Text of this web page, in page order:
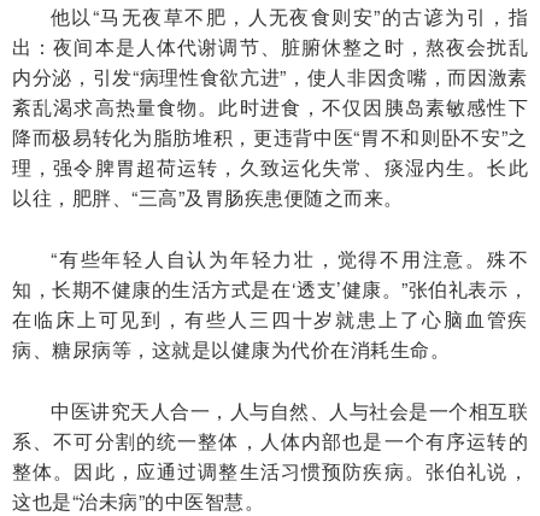
他以“马无夜草不肥，人无夜食则安”的古谚为引，指
出：夜间本是人体代谢调节、脏腑休整之时，熬夜会扰乱
内分泌，引发“病理性食欲亢进”，使人非因贪嘴，而因激素
紊乱渴求高热量食物。此时进食，不仅因胰岛素敏感性下
降而极易转化为脂肪堆积，更违背中医“胃不和则卧不安”之
理，强令脾胃超荷运转，久致运化失常、痰湿内生。长此
以往，肥胖、“三高”及胃肠疾患便随之而来。
“有些年轻人自认为年轻力壮，觉得不用注意。殊不
知，长期不健康的生活方式是在‘透支’健康。”张伯礼表示，
在临床上可见到，有些人三四十岁就患上了心脑血管疾
病、糖尿病等，这就是以健康为代价在消耗生命。
中医讲究天人合一，人与自然、人与社会是一个相互联
系、不可分割的统一整体，人体内部也是一个有序运转的
整体。因此，应通过调整生活习惯预防疾病。张伯礼说，
这也是“治未病”的中医智慧。